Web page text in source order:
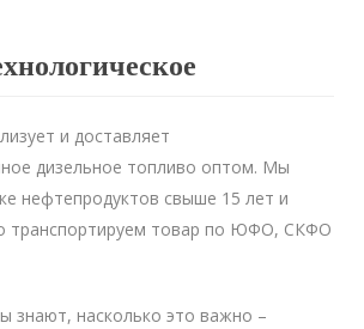
и доставляет
дизельное топливо оптом. Мы
нефтепродуктов свыше 15 лет и
транспортируем товар по ЮФО, СКФО
знают, насколько это важно –